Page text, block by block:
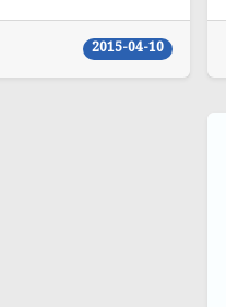
2015-04-10